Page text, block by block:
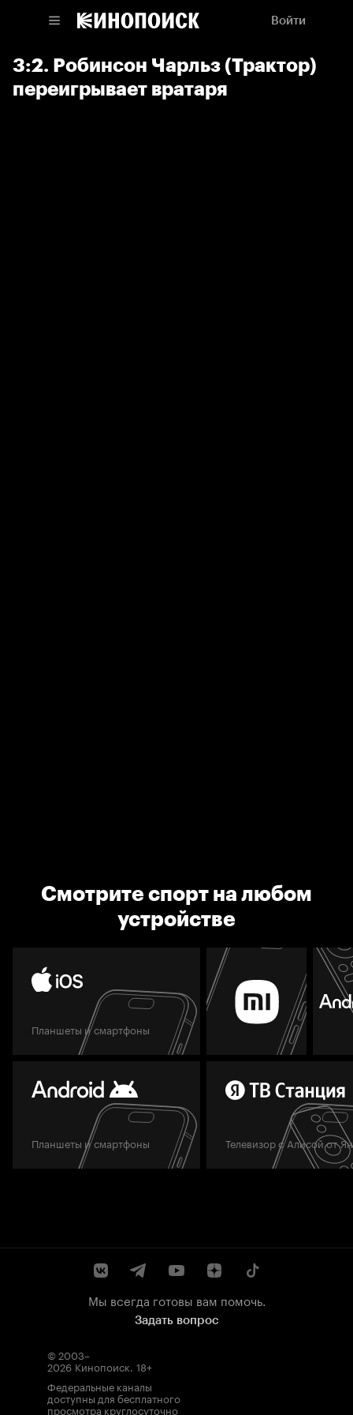
Войти
3:2. Робинсон Чарльз (Трактор)
переигрывает вратаря
Смотрите спорт на любом
устройстве
Планшеты и смартфоны
Планшеты и смартфоны Телевизор с Алисой от
Мы всегда готовы вам помочь.
Задать вопрос
© 2003–
2026 Кинопоиск. 18+
Федеральные каналы
доступны для бесплатного
просмотра круглосуточно